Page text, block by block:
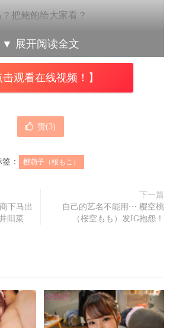
把鲍鲍给大家看？
，废话，当然是钱不够，所以用鲍鲍换
，不过如果你和我一样偶尔会去看看
就会觉得惊讶：引退后的她其实蛮活
三不五时就会更新美美的照片和影片；
店长；然后早在没有引退之前她就创业
)还是嫌赚hoavmi不够或是都做得不好
最快的赚钱方式；当然，她的到来也
ンコム(加勒比)士气大振，除了在作品
尽炫耀之能事，先是让樱もこ(樱萌
毛的下体被男艺人冲撞进出的画面，
▼ 展开阅读全文
击观看在线视频！】
赞(3)
： 樱萌子（桜もこ）
下马出
阳菜
下一篇
自己的艺名不能用⋯ 樱空桃
（桜空もも）发IG抱怨！